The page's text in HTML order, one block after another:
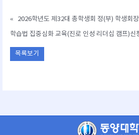
«
2026학년도 제32대 총학생회 정(부) 학생회
학습법 집중심화 교육(진로 인성 리더십 캠프)신
목록보기